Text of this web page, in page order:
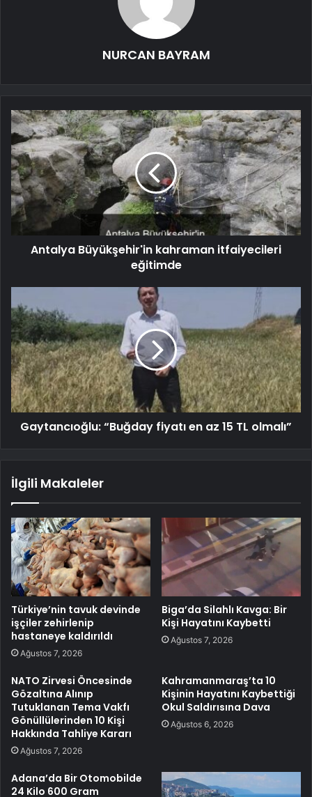
NURCAN BAYRAM
Antalya Büyükşehir'in kahraman itfaiyecileri
eğitimde
Gaytancıoğlu: “Buğday fiyatı en az 15 TL olmalı”
İlgili Makaleler
Türkiye’nin tavuk devinde
işçiler zehirlenip
hastaneye kaldırıldı
Ağustos 7, 2026
Biga’da Silahlı Kavga: Bir
Kişi Hayatını Kaybetti
Ağustos 7, 2026
NATO Zirvesi Öncesinde
Gözaltına Alınıp
Tutuklanan Tema Vakfı
Gönüllülerinden 10 Kişi
Hakkında Tahliye Kararı
Ağustos 7, 2026
Kahramanmaraş’ta 10
Kişinin Hayatını Kaybettiği
Okul Saldırısına Dava
Ağustos 6, 2026
Adana’da Bir Otomobilde
24 Kilo 600 Gram